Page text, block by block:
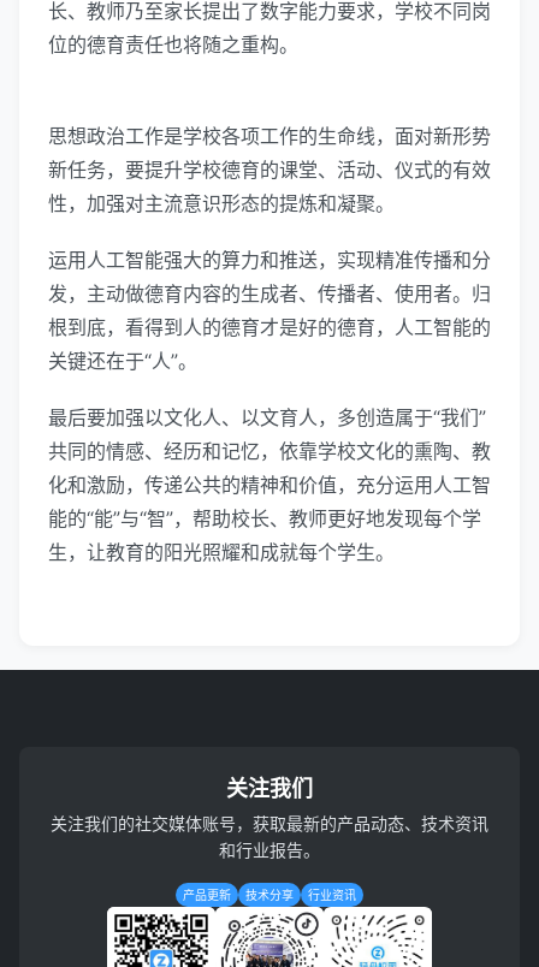
长、教师乃至家长提出了数字能力要求，学校不同岗
位的德育责任也将随之重构。
思想政治工作是学校各项工作的生命线，面对新形势
新任务，要提升学校德育的课堂、活动、仪式的有效
性，加强对主流意识形态的提炼和凝聚。
运用人工智能强大的算力和推送，实现精准传播和分
发，主动做德育内容的生成者、传播者、使用者。归
根到底，看得到人的德育才是好的德育，人工智能的
关键还在于“人”。
最后要加强以文化人、以文育人，多创造属于“我们”
共同的情感、经历和记忆，依靠学校文化的熏陶、教
化和激励，传递公共的精神和价值，充分运用人工智
能的“能”与“智”，帮助校长、教师更好地发现每个学
生，让教育的阳光照耀和成就每个学生。
关注我们
关注我们的社交媒体账号，获取最新的产品动态、技术资讯
和行业报告。
产品更新 技术分享 行业资讯